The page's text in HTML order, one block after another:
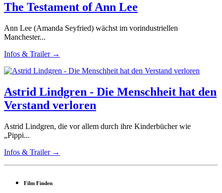
The Testament of Ann Lee
Ann Lee (Amanda Seyfried) wächst im vorindustriellen
Manchester...
Infos & Trailer →
Astrid Lindgren - Die Menschheit hat den
Verstand verloren
Astrid Lindgren, die vor allem durch ihre Kinderbücher wie
„Pippi...
Infos & Trailer →
Film Finden